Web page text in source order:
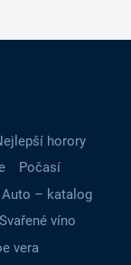
horory
Počasí
Auto – katalog
Svařené víno
vera